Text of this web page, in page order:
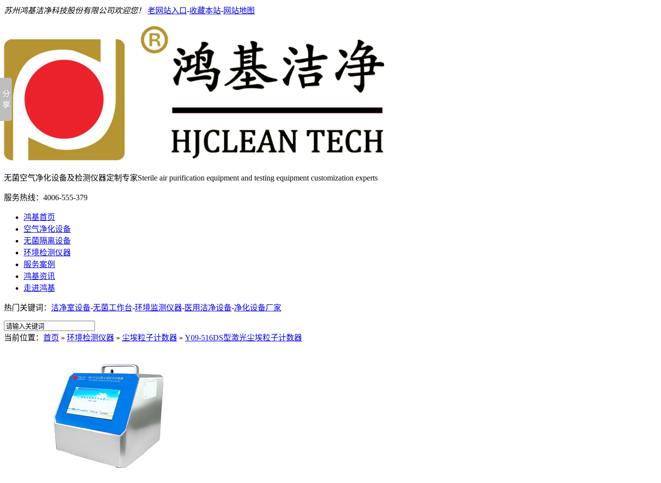
苏州鸿基洁净科技股份有限公司欢迎您！ 老网站入口-收藏本站-网站地图
无菌空气净化设备及检测仪器定制专家Sterile air purification equipment and testing equipment customization experts
服务热线： 4006-555-379
鸿基首页
空气净化设备
无菌隔离设备
环境检测仪器
服务案例
鸿基资讯
走进鸿基
热门关键词： 洁净室设备-无菌工作台-环境监测仪器-医用洁净设备-净化设备厂家
当前位置： 首页 » 环境检测仪器 » 尘埃粒子计数器 » Y09-516DS型激光尘埃粒子计数器